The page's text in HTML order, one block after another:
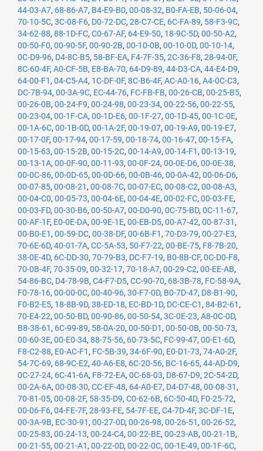
44-03-A7, 68-86-A7, B4-E9-B0, 00-08-32, B0-FA-EB, 50-06-04,
70-10-5C, 3C-08-F6, D0-72-DC, 28-C7-CE, 6C-FA-89, 58-F3-9C,
34-62-88, 88-1D-FC, C0-67-AF, 64-E9-50, 18-9C-5D, 00-50-A2,
00-50-F0, 00-90-5F, 00-90-2B, 00-10-0B, 00-10-0D, 00-10-14,
0C-D9-96, D4-8C-B5, 58-BF-EA, F4-7F-35, 2C-36-F8, 28-94-0F,
8C-60-4F, A0-CF-5B, E8-BA-70, 64-D9-89, 44-D3-CA, 44-E4-D9,
64-00-F1 , 04-C5-A4, 1C-DF-0F, 8C-B6-4F, AC-A0-16, A4-0C-C3,
DC-7B-94, 00-3A-9C, EC-44-76, FC-FB-FB, 00-26-CB, 00-25-B5,
00-26-0B, 00-24-F9, 00-24-98, 00-23-34, 00-22-56, 00-22-55,
00-23-04, 00-1F-CA, 00-1D-E6, 00-1F-27, 00-1D-45, 00-1C-0E,
00-1A-6C, 00-1B-0D, 00-1A-2F, 00-19-07, 00-19-A9, 00-19-E7,
00-17-0F, 00-17-94, 00-17-59, 00-18-74, 00-16-47, 00-15-FA,
00-15-63, 00-15-2B, 00-15-2C, 00-14-A9, 00-14-F1 , 00-13-19,
00-13-1A, 00-0F-90, 00-11-93, 00-0F-24, 00-0E-D6, 00-0E-38,
00-0C-86, 00-0D-65, 00-0D-66, 00-0B-46, 00-0A-42, 00-06-D6,
00-07-85, 00-08-21 , 00-08-7C, 00-07-EC, 00-08-C2, 00-08-A3,
00-04-C0, 00-05-73, 00-04-6E, 00-04-4E, 00-02-FC, 00-03-FE,
00-03-FD, 00-30-B6, 00-50-A7, 00-D0-90, 0C-75-BD, 0C-11-67,
00-AF-1F, E0-0E-DA, 00-9E-1E, 00-EB-D5, 00-A7-42, 00-87-31 ,
00-B0-E1 , 00-59-DC, 00-38-DF, 00-6B-F1 , 70-D3-79, 00-27-E3,
70-6E-6D, 40-01-7A, CC-5A-53, 50-F7-22, 00-BE-75, F8-7B-20,
38-0E-4D, 6C-DD-30, 70-79-B3, DC-F7-19, B0-8B-CF, 0C-D0-F8,
70-0B-4F, 70-35-09, 00-32-17, 70-18-A7, 00-29-C2, 00-EE-AB,
54-86-BC, D4-78-9B, C4-F7-D5, CC-90-70, 68-3B-78, FC-58-9A,
F0-78-16, 00-00-0C, 00-40-96, 30-F7-0D, B0-7D-47, D8-B1-90,
F0-B2-E5, 18-8B-9D, 38-ED-18, EC-BD-1D, DC-CE-C1 , 84-B2-61 ,
70-E4-22, 00-50-BD, 00-90-86, 00-50-54, 3C-0E-23, A8-0C-0D,
B8-38-61 , 6C-99-89, 58-0A-20, 00-50-D1 , 00-50-0B, 00-50-73,
00-60-3E, 00-E0-34, 88-75-56, 60-73-5C, FC-99-47, 00-E1-6D,
F8-C2-88, E0-AC-F1 , FC-5B-39, 34-6F-90, E0-D1-73, 74-A0-2F,
54-7C-69, 68-9C-E2, 40-A6-E8, 6C-20-56, BC-16-65, 44-AD-D9,
0C-27-24, 6C-41-6A, F8-72-EA, 0C-68-03, D8-67-D9, 2C-54-2D,
00-2A-6A, 00-08-30, CC-EF-48, 64-A0-E7, D4-D7-48, 00-08-31 ,
70-81-05, 00-08-2F, 58-35-D9, C0-62-6B, 6C-50-4D, F0-25-72,
00-06-F6, 04-FE-7F, 28-93-FE, 54-7F-EE, C4-7D-4F, 3C-DF-1E,
00-3A-9B, EC-30-91 , 00-27-0D, 00-26-98, 00-26-51 , 00-26-52,
00-25-83, 00-24-13, 00-24-C4, 00-22-BE, 00-23-AB, 00-21-1B,
00-21-55, 00-21-A1 , 00-22-0D, 00-22-0C, 00-1E-49, 00-1F-6C,